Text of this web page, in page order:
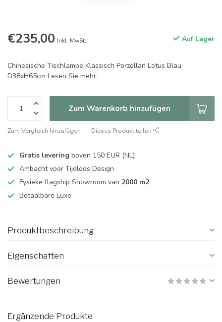
€235,00 Inkl. MwSt. Auf Lager
Chinesische Tischlampe Klassisch Porzellan Lotus Blau
D38xH65cm Lesen Sie mehr.
Zum Warenkorb hinzufügen
Zum Vergleich hinzufügen Dieses Produkt teilen
Gratis levering boven 150 EUR (NL)
Ambacht voor Tijdloos Design
Fysieke flagship Showroom van 2000 m2
Betaalbare Luxe
Produktbeschreibung
Eigenschaften
Bewertungen
Ergänzende Produkte